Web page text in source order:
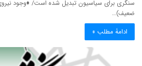
سنگری برای سیاسیون تبدیل شده است/ ♦وجود
ضعیف)…
ادامۀ مطلب »